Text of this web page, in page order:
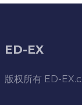
ED-EX
版权所有 ED-